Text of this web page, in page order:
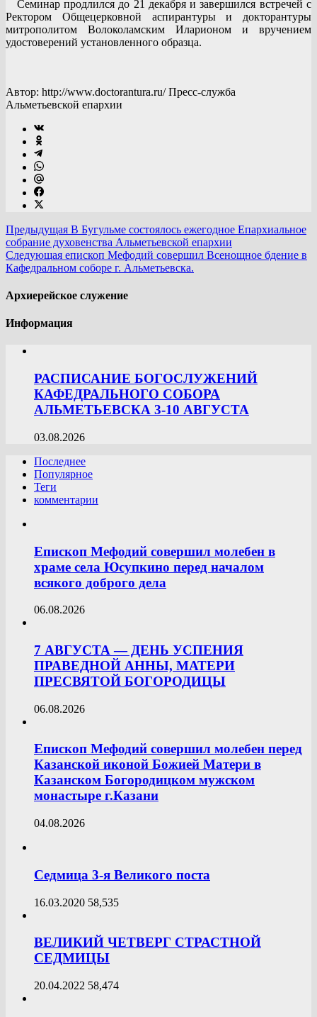
Семинар продлился до 21 декабря и завершился встречей с
Ректором Общецерковной аспирантуры и докторантуры
митрополитом Волоколамским Иларионом и вручением
удостоверений установленного образца.
Автор: http://www.doctorantura.ru/ Пресс-служба
Альметьевской епархии
Предыдущая В Бугульме состоялось ежегодное Епархиальное
собрание духовенства Альметьевской епархии
Следующая епископ Мефодий совершил Всенощное бдение в
Кафедральном соборе г. Альметьевска.
Архиерейское служение
Информация
РАСПИСАНИЕ БОГОСЛУЖЕНИЙ
КАФЕДРАЛЬНОГО СОБОРА
АЛЬМЕТЬЕВСКА 3-10 АВГУСТА
03.08.2026
Последнее
Популярное
Теги
комментарии
Епископ Мефодий совершил молебен в
храме села Юсупкино перед началом
всякого доброго дела
06.08.2026
7 АВГУСТА — ДЕНЬ УСПЕНИЯ
ПРАВЕДНОЙ АННЫ, МАТЕРИ
ПРЕСВЯТОЙ БОГОРОДИЦЫ
06.08.2026
Епископ Мефодий совершил молебен перед
Казанской иконой Божией Матери в
Казанском Богородицком мужском
монастыре г.Казани
04.08.2026
Седмица 3-я Великого поста
16.03.2020 58,535
ВЕЛИКИЙ ЧЕТВЕРГ СТРАСТНОЙ
СЕДМИЦЫ
20.04.2022 58,474